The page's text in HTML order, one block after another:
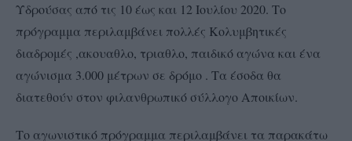
Υδρούσας από τις 10 έως και 12 Ιουλίου 2020. Το
πρόγραμμα περιλαμβάνει πολλές Κολυμβητικές
διαδρομές ,ακουαθλο, τριαθλο, παιδικό αγώνα και ένα
αγώνισμα 3.000 μέτρων σε δρόμο . Τα έσοδα θα
διατεθούν στον φιλανθρωπικό σύλλογο Αποικίων.
Το αγωνιστικό πρόγραμμα περιλαμβάνει τα παρακάτω